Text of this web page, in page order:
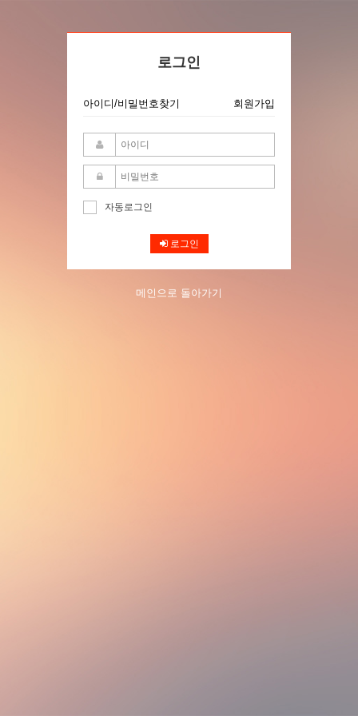
로그인
아이디/비밀번호찾기 회원가입
자동로그인
로그인
메인으로 돌아가기